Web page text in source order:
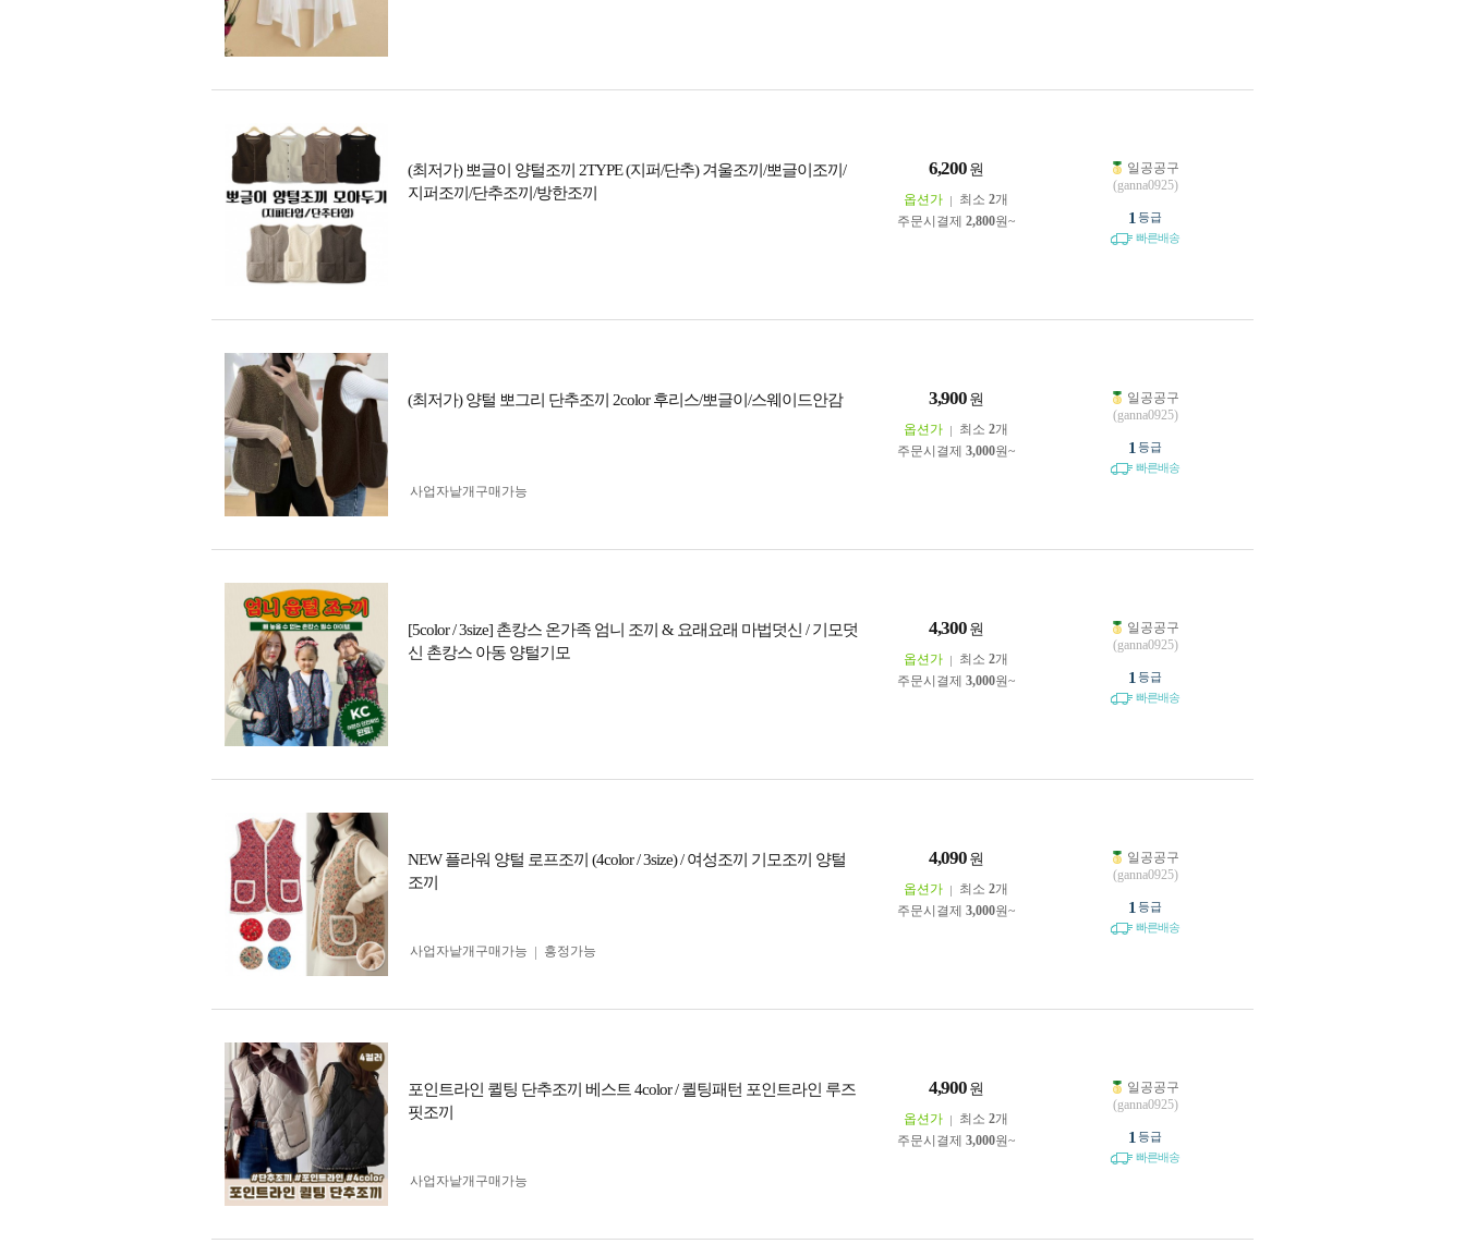
(최저가) 뽀글이 양털조끼 2TYPE (지퍼/단추) 겨울조끼/뽀글이조끼/
지퍼조끼/단추조끼/방한조끼
6,200 원
옵션가 최소 2개
주문시결제 2,800원~
일공공구
(ganna0925)
1 등급
빠른배송
(최저가) 양털 뽀그리 단추조끼 2color 후리스/뽀글이/스웨이드안감 3,900 원
옵션가 최소 2개
주문시결제 3,000원~
사업자 낱개구매가능
일공공구
(ganna0925)
1 등급
빠른배송
[5color / 3size] 촌캉스 온가족 엄니 조끼 & 요래요래 마법덧신 / 기모덧
신 촌캉스 아동 양털기모
4,300 원
옵션가 최소 2개
주문시결제 3,000원~
일공공구
(ganna0925)
1 등급
빠른배송
NEW 플라워 양털 로프조끼 (4color / 3size) / 여성조끼 기모조끼 양털
조끼
4,090 원
옵션가 최소 2개
주문시결제 3,000원~
사업자 낱개구매가능 흥정가능
일공공구
(ganna0925)
1 등급
빠른배송
포인트라인 퀼팅 단추조끼 베스트 4color / 퀼팅패턴 포인트라인 루즈
핏조끼
4,900 원
옵션가 최소 2개
주문시결제 3,000원~
사업자 낱개구매가능
일공공구
(ganna0925)
1 등급
빠른배송